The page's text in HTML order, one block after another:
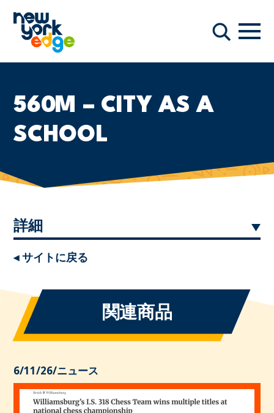
検索
ナ
560M – CITY AS A
SCHOOL
詳細
◂ サイトに戻る
関連商品
6/11/26/ニュース